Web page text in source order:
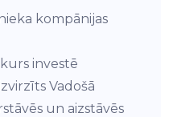
kompānijas
investē
Vadošā
un aizstāvēs